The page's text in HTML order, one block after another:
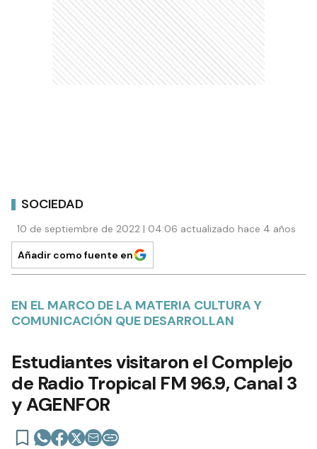
SOCIEDAD
10 de septiembre de 2022 | 04:06 actualizado hace 4 años
Añadir como fuente en
EN EL MARCO DE LA MATERIA CULTURA Y
COMUNICACIÓN QUE DESARROLLAN
Estudiantes visitaron el Complejo
de Radio Tropical FM 96.9, Canal 3
y AGENFOR